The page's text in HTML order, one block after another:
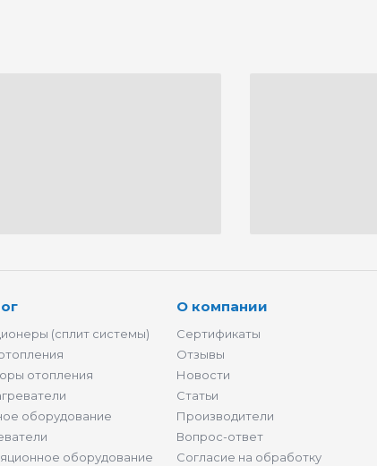
(сплит системы)
отопления
оборудование
оборудование
О компании
Сертификаты
Отзывы
Новости
Статьи
Производители
Вопрос-ответ
Согласие на обработку